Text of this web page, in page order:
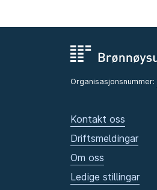
Organisasjonsnummer:
Kontakt oss
Driftsmeldingar
Om oss
Ledige stillingar